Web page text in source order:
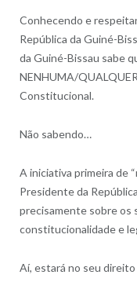
Conhecendo e
República da Guiné-
da Guiné-Bissau sabe
NENHUMA/
Constitucional.
Não sabendo…
A iniciativa primeira de
Presidente da
precisamente sobre os
constitucionalidade e
Aí, estará no seu